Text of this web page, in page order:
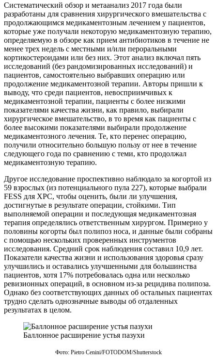
Систематический обзор и метаанализ 2017 года были
разработаны для сравнения хирургического вмешательства с
продолжающимся медикаментозным лечением у пациентов,
которые уже получали некоторую медикаментозную терапию,
определяемую в обзоре как прием антибиотиков в течение не
менее трех недель с местными и/или пероральными
кортикостероидами или без них. Этот анализ включал пять
исследований (без рандомизированных исследований) и
пациентов, самостоятельно выбравших операцию или
продолжение медикаментозной терапии. Авторы пришли к
выводу, что среди пациентов, невосприимчивых к
медикаментозной терапии, пациенты с более низкими
показателями качества жизни, как правило, выбирали
хирургическое вмешательство, в то время как пациенты с
более высокими показателями выбирали продолжение
медикаментозного лечения. Те, кто перенес операцию,
получили относительно большую пользу от нее в течение
следующего года по сравнению с теми, кто продолжал
медикаментозную терапию.
Другое исследование проспективно наблюдало за когортой из
59 взрослых (из потенциального пула 227), которые выбрали
FESS для ХРС, чтобы оценить, были ли улучшения,
достигнутые в результате операции, стойкими. Тип
выполняемой операции и последующая медикаментозная
терапия определялись ответственным хирургом. Примерно у
половины когорты был полипоз носа, и данные были собраны
с помощью нескольких проверенных инструментов
исследования. Средний срок наблюдения составил 10,9 лет.
Показатели качества жизни и использования здоровья сразу
улучшились и оставались улучшенными для большинства
пациентов, хотя 17% потребовалась одна или несколько
ревизионных операций, в основном из-за рецидива полипоза.
Однако без соответствующих данных об остальных пациентах
трудно сделать однозначные выводы об отдаленных
результатах в целом.
Баллонное расширение устья пазухи
Фото: Pietro Cenini/FOTODOM/Shutterstoсk